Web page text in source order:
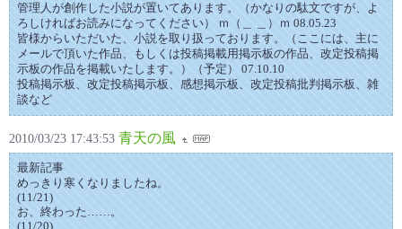
管理人が創作した小説が置いてあります。（かなりの駄文ですが、よ
ろしければお読みになってください） ｍ（＿ ＿）ｍ 08.05.23
皆様からいただいた、小説を取り扱っております。（ここには、主に
メールで頂いた作品、もしくは投稿掲載用掲示板の作品、改定投稿掲
示板の作品を掲載いたします。）（予定） 07.10.10
投稿掲示板、改定投稿掲示板、感想掲示板、改定投稿批判掲示板、雑
談など
2010/03/23 17:43:53 青天の風
最新記事
めっきり寒くなりましたね。
(11/21)
お、終わった……。
(11/20)